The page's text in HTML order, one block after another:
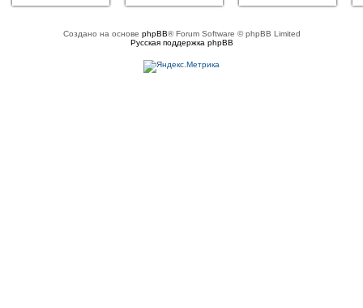
Создано на основе phpBB® Forum Software © phpBB Limited
Русская поддержка phpBB